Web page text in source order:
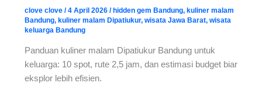
clove clove /4 April 2026 / hidden gem Bandung, kuliner malam
Bandung, kuliner malam Dipatiukur, wisata Jawa Barat, wisata
keluarga Bandung
Panduan kuliner malam Dipatiukur Bandung untuk
keluarga: 10 spot, rute 2,5 jam, dan estimasi budget biar
eksplor lebih efisien.